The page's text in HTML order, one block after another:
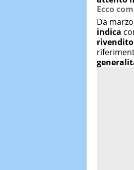
Ecco
Da
indica